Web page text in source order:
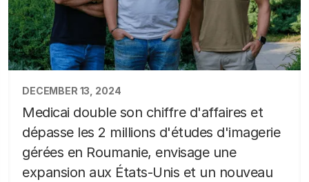
DECEMBER 13, 2024
Medicai double son chiffre d'affaires et
dépasse les 2 millions d'études d'imagerie
gérées en Roumanie, envisage une
expansion aux États-Unis et un nouveau